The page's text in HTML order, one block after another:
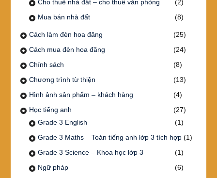
Cho thuê nhà đất – cho thuê văn phòng
(2)
Mua bán nhà đất
(8)
Cách làm đèn hoa đăng
(25)
Cách mua đèn hoa đăng
(24)
Chính sách
(8)
Chương trình từ thiện
(13)
Hình ảnh sản phẩm – khách hàng
(4)
Học tiếng anh
(27)
Grade 3 English
(1)
Grade 3 Maths – Toán tiếng anh lớp 3 tích hợp(1)
Grade 3 Science – Khoa học lớp 3
(1)
Ngữ pháp
(6)